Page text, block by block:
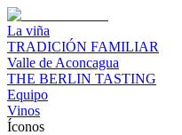
La viña
TRADICIÓN FAMILIAR
Valle de Aconcagua
THE BERLIN TASTING
Equipo
Vinos
Íconos